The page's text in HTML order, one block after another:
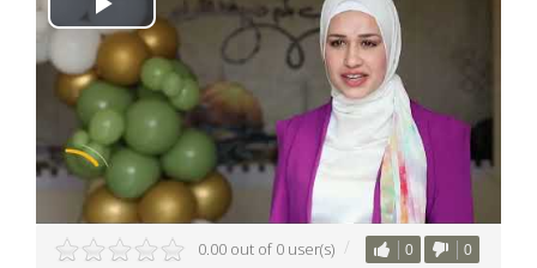
Play
Video
0.00 out of 0 user(s) 0 0